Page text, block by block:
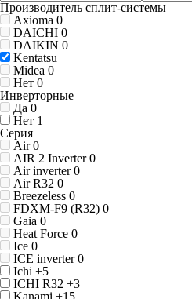
Производитель сплит-системы
Axioma 0
DAICHI 0
DAIKIN 0
Kentatsu
Midea 0
Нет 0
Инверторные
Да 0
Нет 1
Серия
Air 0
AIR 2 Inverter 0
Air inverter 0
Air R32 0
Breezeless 0
FDXM-F9 (R32) 0
Gaia 0
Heat Force 0
Ice 0
ICE inverter 0
Ichi +5
ICHI R32 +3
Kanami +15